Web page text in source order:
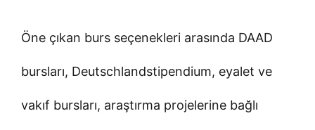
Öne çıkan burs seçenekleri arasında DAAD
bursları, Deutschlandstipendium, eyalet ve
vakıf bursları, araştırma projelerine bağlı